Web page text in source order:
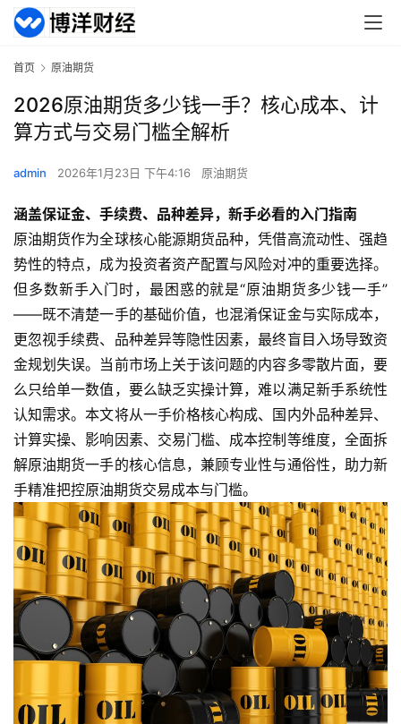
首页 原油期货
2026原油期货多少钱一手？核心成本、计
算方式与交易门槛全解析
admin 2026年1月23日 下午4:16 原油期货
涵盖保证金、手续费、品种差异，新手必看的入门指南
原油期货作为全球核心能源期货品种，凭借高流动性、强趋
势性的特点，成为投资者资产配置与风险对冲的重要选择。
但多数新手入门时，最困惑的就是“原油期货多少钱一手”
——既不清楚一手的基础价值，也混淆保证金与实际成本，
更忽视手续费、品种差异等隐性因素，最终盲目入场导致资
金规划失误。当前市场上关于该问题的内容多零散片面，要
么只给单一数值，要么缺乏实操计算，难以满足新手系统性
认知需求。本文将从一手价格核心构成、国内外品种差异、
计算实操、影响因素、交易门槛、成本控制等维度，全面拆
解原油期货一手的核心信息，兼顾专业性与通俗性，助力新
手精准把控原油期货交易成本与门槛。